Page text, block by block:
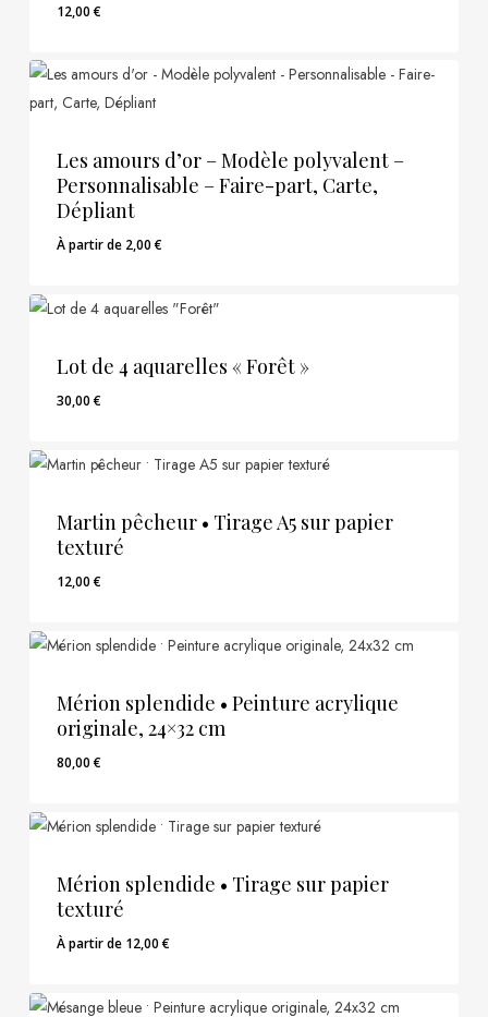
12,00€
Les amours d’or – Modèle polyvalent –
Personnalisable – Faire-part, Carte,
Dépliant
À partir de 2,00€
Lot de 4 aquarelles « Forêt »
30,00€
Martin pêcheur • Tirage A5 sur papier
texturé
12,00€
Mérion splendide • Peinture acrylique
originale, 24×32 cm
80,00€
Mérion splendide • Tirage sur papier
texturé
À partir de 12,00€